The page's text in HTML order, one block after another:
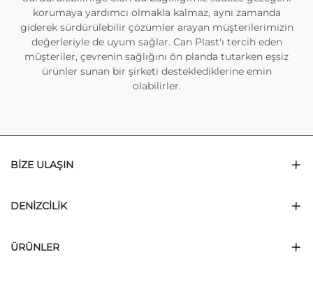
korumaya yardımcı olmakla kalmaz, aynı zamanda
giderek sürdürülebilir çözümler arayan müşterilerimizin
değerleriyle de uyum sağlar. Can Plast'ı tercih eden
müşteriler, çevrenin sağlığını ön planda tutarken eşsiz
ürünler sunan bir şirketi desteklediklerine emin
olabilirler.
BIZE ULAŞIN
DENIZCILIK
ÜRÜNLER